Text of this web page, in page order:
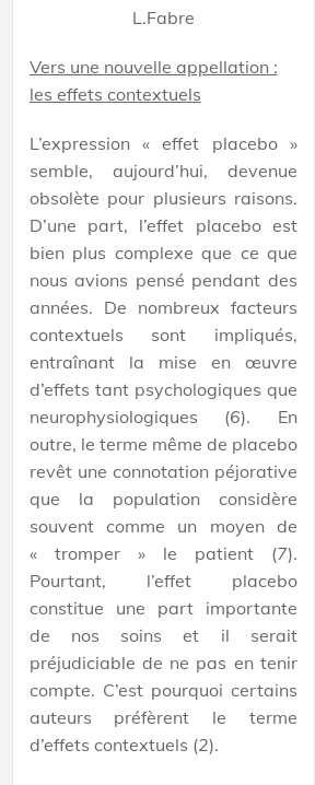
L.Fabre
Vers une nouvelle appellation :
les effets contextuels
L’expression « effet placebo »
semble, aujourd’hui, devenue
obsolète pour plusieurs raisons.
D’une part, l’effet placebo est
bien plus complexe que ce que
nous avions pensé pendant des
années. De nombreux facteurs
contextuels sont impliqués,
entraînant la mise en œuvre
d’effets tant psychologiques que
neurophysiologiques (6). En
outre, le terme même de placebo
revêt une connotation péjorative
que la population considère
souvent comme un moyen de
« tromper » le patient (7).
Pourtant, l’effet placebo
constitue une part importante
de nos soins et il serait
préjudiciable de ne pas en tenir
compte. C’est pourquoi certains
auteurs préfèrent le terme
d’effets contextuels (2).